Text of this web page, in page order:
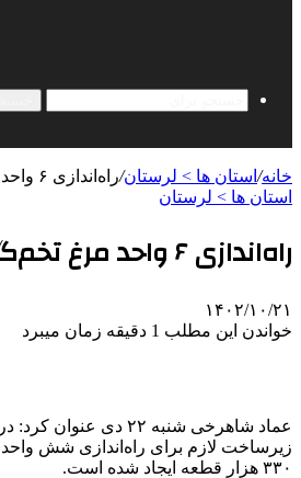
خانه/ استان ها > لرستان/راه‌اندازی ۶ واحد مرغ تخم‌گذار در لرستان
استان ها > لرستان
راه‌اندازی ۶ واحد مرغ تخم‌گذار در لرستان
۱۴۰۲/۱۰/۲۱
خواندن این مطلب 1 دقیقه زمان میبرد
عماد شاهرخی شنبه ۲۲ دی
زیرساخت لازم برای راه‌اندازی شش
۳۳۰ هزار قطعه ایجاد شده است.